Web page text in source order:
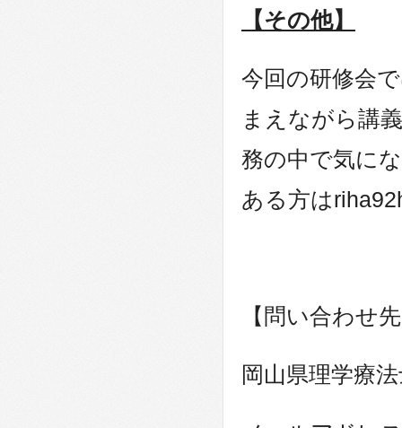
【その他】
今回の研修会
まえながら講
務の中で気に
ある方は
【問い合わせ
岡山県理学療